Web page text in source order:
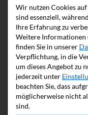
Wir nutzen Cookies
sind essenziell,
Ihre Erfahrung zu
Weitere Informationen
finden Sie in unserer
Verpflichtung, in die
um dieses Angebot zu
jederzeit unter
beachten Sie, dass
möglicherweise nicht
sind.